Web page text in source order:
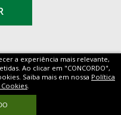
a experiência mais relevante,
Ao clicar em "CONCORDO",
Saiba mais em nossa Política